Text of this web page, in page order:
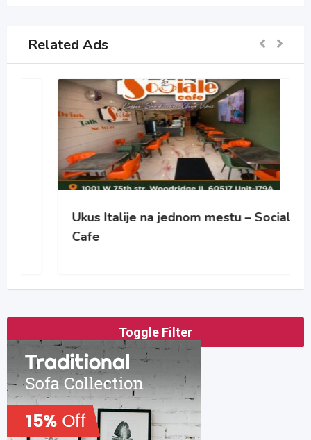
Related Ads
Ukus Italije na jednom mestu – Sociale
Toggle Filter